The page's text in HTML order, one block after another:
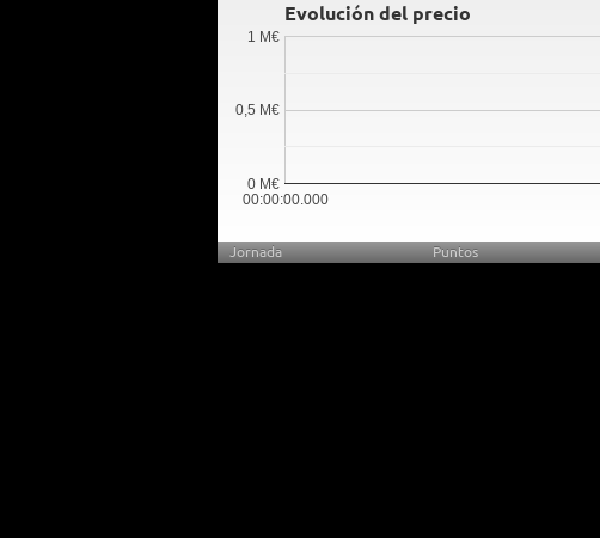
Evolución del precio
00:00:00.000
0 M€
0,5 M€
1 M€
Jornada Puntos